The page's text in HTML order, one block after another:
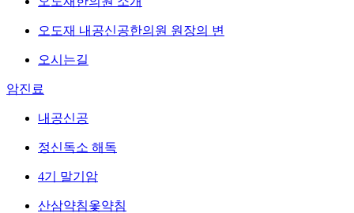
오도재 내공신공한의원 원장의 변
오시는길
암진료
내공신공
정신독소 해독
4기 말기암
산삼약침옻약침